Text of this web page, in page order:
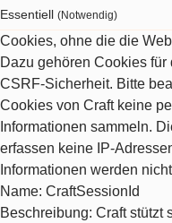
Essentiell (Notwendig)
Cookies, ohne die die
Dazu gehören Cookies
CSRF-Sicherheit. Bitte
Cookies von Craft keine
Informationen sammeln.
erfassen keine IP-
Informationen werden
Name: CraftSessionId
Beschreibung: Craft stützt